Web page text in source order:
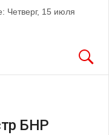
Четверг, 15 июля
БНР